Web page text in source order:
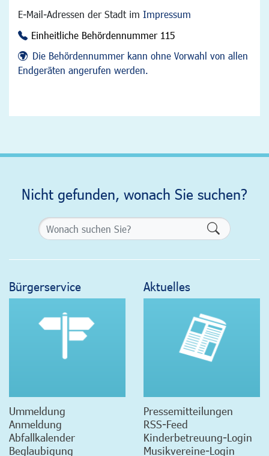
E-Mail-Adressen der Stadt im Impressum
Einheitliche Behördennummer 115
Die Behördennummer kann ohne Vorwahl von allen
Endgeräten angerufen werden.
Nicht gefunden, wonach Sie suchen?
Bürgerservice
Ummeldung
Anmeldung
Abfallkalender
Beglaubigung
Aktuelles
Pressemitteilungen
RSS-Feed
Kinderbetreuung-Login
Musikvereine-Login